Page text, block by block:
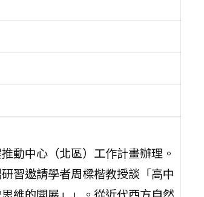
動中心（北區）工作計畫辦理。
習邀請學者周樑楷教授談「高中